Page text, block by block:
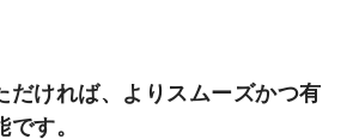
だければ、よりスムーズかつ有
す。